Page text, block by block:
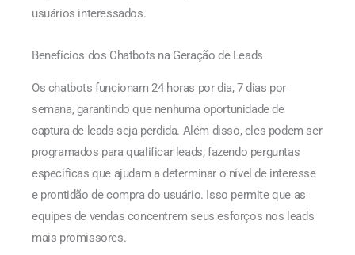
usuários interessados.
Benefícios dos Chatbots na Geração de Leads
Os chatbots funcionam 24 horas por dia, 7 dias por
semana, garantindo que nenhuma oportunidade de
captura de leads seja perdida. Além disso, eles podem ser
programados para qualificar leads, fazendo perguntas
específicas que ajudam a determinar o nível de interesse
e prontidão de compra do usuário. Isso permite que as
equipes de vendas concentrem seus esforços nos leads
mais promissores.